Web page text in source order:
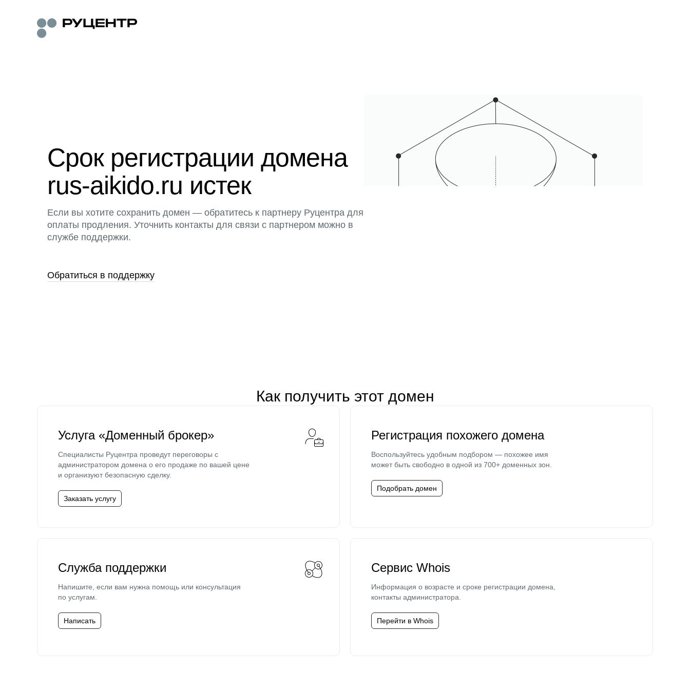
Срок регистрации домена
rus-aikido.ru истек
Если вы хотите сохранить домен — обратитесь к партнеру Руцентра для
оплаты продления. Уточнить контакты для связи с партнером можно в
службе поддержки.
Обратиться в поддержку
Как получить этот домен
Услуга «Доменный брокер»
Специалисты Руцентра проведут переговоры с
администратором домена о его продаже по вашей цене
и организуют безопасную сделку.
Заказать услугу
Регистрация похожего домена
Воспользуйтесь удобным подбором — похожее имя
может быть свободно в одной из 700+ доменных зон.
Подобрать домен
Служба поддержки
Напишите, если вам нужна помощь или консультация
по услугам.
Написать
Сервис Whois
Информация о возрасте и сроке регистрации домена,
контакты администратора.
Перейти в Whois